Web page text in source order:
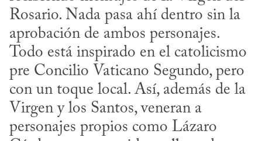
Rosario. Nada pasa ahí dentro sin la
aprobación de ambos personajes.
Todo está inspirado en el catolicismo
pre Concilio Vaticano Segundo, pero
con un toque local. Así, además de la
Virgen y los Santos, veneran a
personajes propios como Lázaro